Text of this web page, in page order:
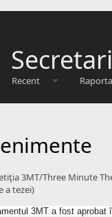
Recent
3MT/Three Minute
a tezei)
3MT a fost aprobat